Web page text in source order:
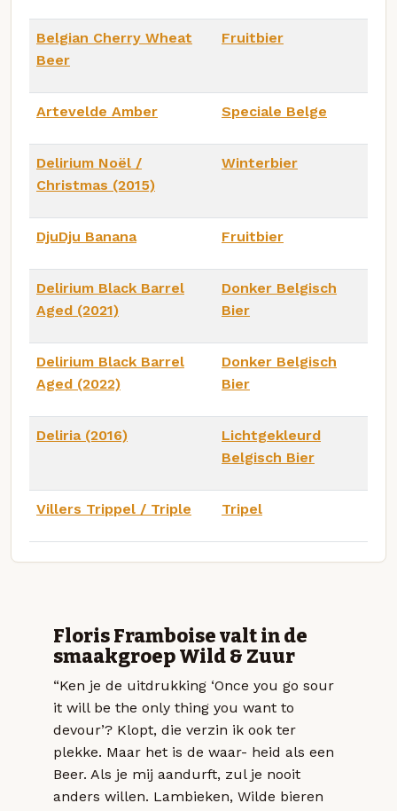
Belgian Cherry Wheat
Beer
Fruitbier
Artevelde Amber Speciale Belge
Delirium Noël /
Christmas (2015)
Winterbier
DjuDju Banana Fruitbier
Delirium Black Barrel
Aged (2021)
Donker Belgisch
Bier
Delirium Black Barrel
Aged (2022)
Donker Belgisch
Bier
Deliria (2016)
Lichtgekleurd
Belgisch Bier
Villers Trippel / Triple Tripel
Floris Framboise valt in de
smaakgroep Wild & Zuur
“Ken je de uitdrukking ‘Once you go sour
it will be the only thing you want to
devour’? Klopt, die verzin ik ook ter
plekke. Maar het is de waar- heid als een
Beer. Als je mij aandurft, zul je nooit
anders willen. Lambieken, Wilde bieren